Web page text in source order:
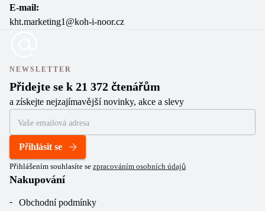
E-mail:
kht.marketing1@koh-i-noor.cz
NEWSLETTER
Přidejte se k 21 372 čtenářům
a získejte nejzajímavější novinky, akce a slevy
Přihlásit se
Přihlášením souhlasíte se zpracováním osobních údajů
Nakupování
Obchodní podmínky